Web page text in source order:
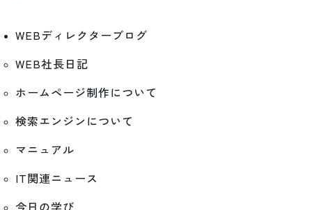
WEBディレクターブログ
WEB社長日記
ホームページ制作について
検索エンジンについて
マニュアル
IT関連ニュース
今日の学び